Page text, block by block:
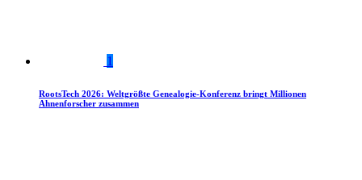
1
RootsTech 2026: Weltgrößte Genealogie-Konferenz bringt Millionen
Ahnenforscher zusammen